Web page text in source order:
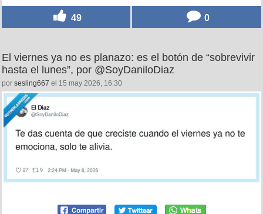
49 0
El viernes ya no es planazo: es el botón de “sobrevivir
hasta el lunes”, por @SoyDaniloDiaz
por sesling667 el 15 may 2026, 16:30